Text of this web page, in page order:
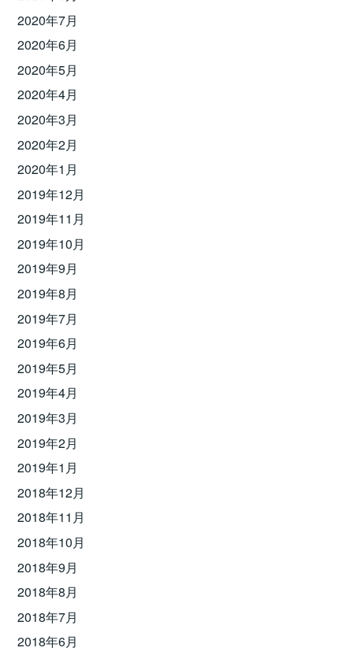
2020年7月
2020年6月
2020年5月
2020年4月
2020年3月
2020年2月
2020年1月
2019年12月
2019年11月
2019年10月
2019年9月
2019年8月
2019年7月
2019年6月
2019年5月
2019年4月
2019年3月
2019年2月
2019年1月
2018年12月
2018年11月
2018年10月
2018年9月
2018年8月
2018年7月
2018年6月